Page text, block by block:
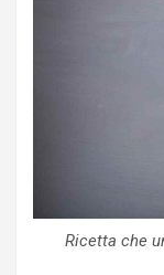
Ricetta che